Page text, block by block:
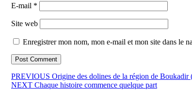
E-mail *
Site web
Enregistrer mon nom, mon e-mail et mon site dans le
Navigation
de
PREVIOUS Article
précédent
Origine des dolines de la région de
NEXT Article
Chaque histoire commence quelque part